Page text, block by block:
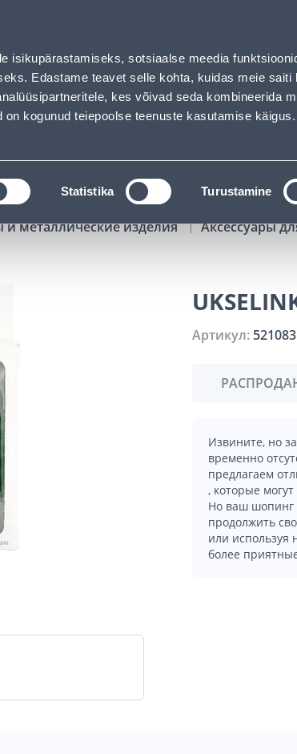
isikupärastamiseks, sotsiaalse meedia
Edastame teavet selle kohta, kuidas meie saiti
kes võivad seda kombineerida
kogunud teiepoolse teenuste kasutamise käigus.
Statistika Turustamine
частных клиентов Услуги Предложения о
ПОИСК
АРЕНДА ИНСТРУМЕНТОВ
и металлические изделия Аксессуары
Артикул: 521083
Извините, но
временно
предлагаем
, которые
Но ваш шопинг
продолжить
или
более